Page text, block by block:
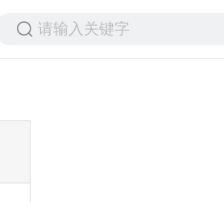
请输入关键字